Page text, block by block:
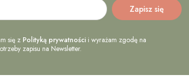
się z Polityką prywatnościi wyrażam zgodę na
zapisu na Newsletter.